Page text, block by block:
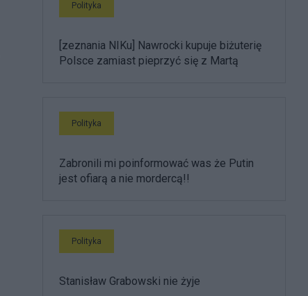
Polityka
[zeznania NIKu] Nawrocki kupuje biżuterię
Polsce zamiast pieprzyć się z Martą
Polityka
Zabronili mi poinformować was że Putin
jest ofiarą a nie mordercą!!
Polityka
Stanisław Grabowski nie żyje